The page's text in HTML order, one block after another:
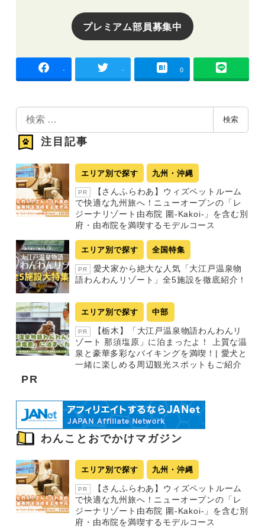
プレミアム部員募集中
- - 0
検
索
検索
注目記事
エリア別で探す 九州・沖縄
PR
【さんふらわあ】ウィズペットルーム
で快適な九州旅へ！ニューオープンの「レ
ジーナリゾート由布院 圍-Kakoi-」を含む別
府・由布院を満喫するモデルコース
エリア別で探す 全国特集
PR
愛犬家から絶大な人気「大江戸温泉物
語わんわんリゾート」全5施設を徹底紹介！
エリア別で探す 中部
PR
【栃木】「大江戸温泉物語わんわんリ
ゾート 那須塩原」に泊まったよ！ 上質な温
泉と豪華多彩なバイキングを満喫！| 愛犬と
一緒に楽しめる周辺観光スポットもご紹介
PR
わんことおでかけマガジン
エリア別で探す 九州・沖縄
PR
【さんふらわあ】ウィズペットルーム
で快適な九州旅へ！ニューオープンの「レ
ジーナリゾート由布院 圍-Kakoi-」を含む別
府・由布院を満喫するモデルコース